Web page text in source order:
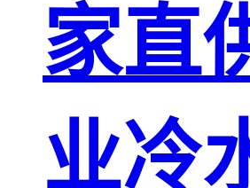
家直
业冷